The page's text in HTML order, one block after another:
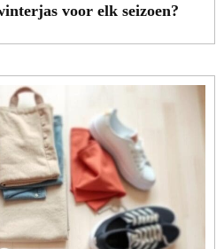
voor elk seizoen?